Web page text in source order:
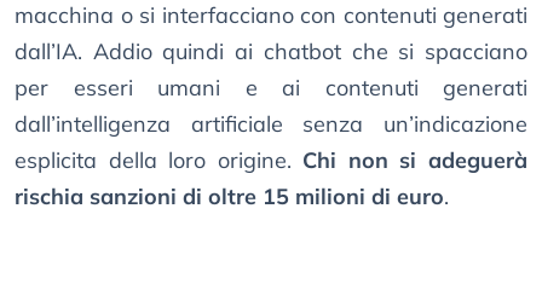
macchina o si interfacciano con contenuti generati
dall’IA. Addio quindi ai chatbot che si spacciano
per esseri umani e ai contenuti generati
dall’intelligenza artificiale senza un’indicazione
esplicita della loro origine. Chi non si adeguerà
rischia sanzioni di oltre 15 milioni di euro.